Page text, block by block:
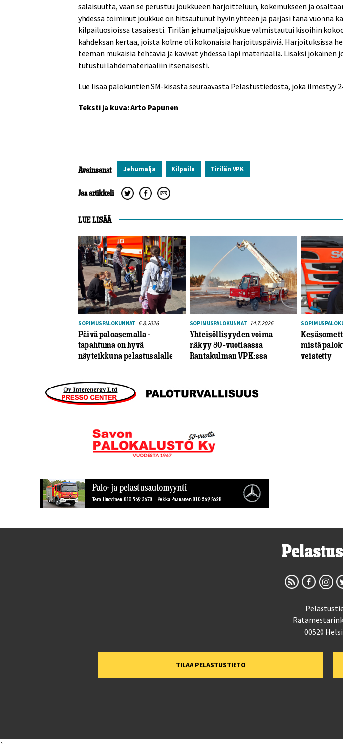
salaisuutta, vaan se perustuu joukkueen harjoitteluun, kokemukseen ja
yhdessä toiminut joukkue on hitsautunut hyvin yhteen ja pärjäsi tänä vuonna
kilpailuosioissa tasaisesti. Tirilän jehumaljajoukkue valmistautui kisoihin
kahdeksan kertaa, joista kolme oli kokonaisia harjoituspäiviä. Harjoituksissa
teeman mukaisia tehtäviä ja kävivät yhdessä läpi materiaalia. Lisäksi jokainen
tutustui lähdemateriaaliin itsenäisesti.
Lue lisää palokuntien SM-kisasta seuraavasta Pelastustiedosta, joka ilmestyy
Teksti ja kuva: Arto Papunen
Avainsanat Jehumalja Kilpailu Tirilän VPK
Jaa artikkeli
LUE LISÄÄ
SOPIMUSPALOKUNNAT 6.8.2026
Päivä paloasemalla -
tapahtuma on hyvä
näyteikkuna pelastusalalle
SOPIMUSPALOKUNNAT 14.7.2026
Yhteisöllisyyden voima
näkyy 80-vuotiaassa
Rantakulman VPK:ssa
mistä
veistetty
00520
TILAA PELASTUSTIETO
`